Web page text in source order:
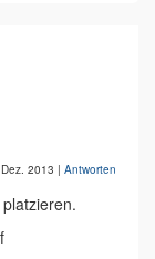
2013 | Antworten